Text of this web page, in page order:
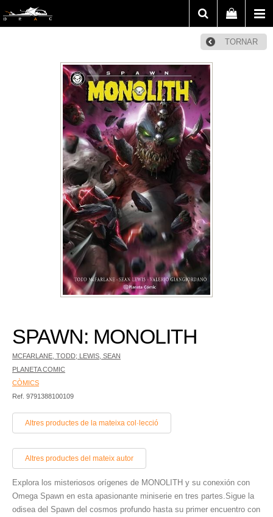
TORNAR
SPAWN: MONOLITH
MCFARLANE, TODD; LEWIS, SEAN
PLANETA COMIC
CÒMICS
Ref. 9791388100109
Altres productes de la mateixa col·lecció
Altres productes del mateix autor
Explora los misteriosos orígenes de MONOLITH y su conexión con
Omega Spawn en esta apasionante miniserie en tres partes.Sigue la
odisea del Spawn del cosmos profundo hasta su primer encuentro con